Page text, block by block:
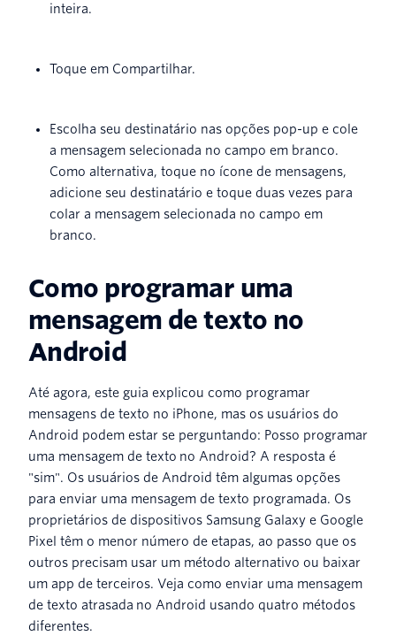
inteira.
Toque em Compartilhar.
Escolha seu destinatário nas opções pop-up e cole
a mensagem selecionada no campo em branco.
Como alternativa, toque no ícone de mensagens,
adicione seu destinatário e toque duas vezes para
colar a mensagem selecionada no campo em
branco.
Como programar uma
mensagem de texto no
Android
Até agora, este guia explicou como programar
mensagens de texto no iPhone, mas os usuários do
Android podem estar se perguntando: Posso programar
uma mensagem de texto no Android? A resposta é
"sim". Os usuários de Android têm algumas opções
para enviar uma mensagem de texto programada. Os
proprietários de dispositivos Samsung Galaxy e Google
Pixel têm o menor número de etapas, ao passo que os
outros precisam usar um método alternativo ou baixar
um app de terceiros. Veja como enviar uma mensagem
de texto atrasada no Android usando quatro métodos
diferentes.